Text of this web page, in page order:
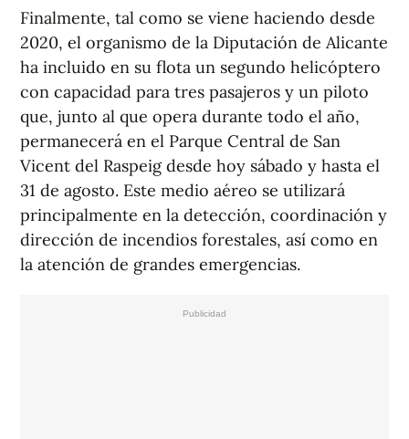
Finalmente, tal como se viene haciendo desde
2020, el organismo de la Diputación de Alicante
ha incluido en su flota un segundo helicóptero
con capacidad para tres pasajeros y un piloto
que, junto al que opera durante todo el año,
permanecerá en el Parque Central de San
Vicent del Raspeig desde hoy sábado y hasta el
31 de agosto. Este medio aéreo se utilizará
principalmente en la detección, coordinación y
dirección de incendios forestales, así como en
la atención de grandes emergencias.